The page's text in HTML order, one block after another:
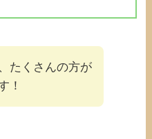
たくさんの方が
！